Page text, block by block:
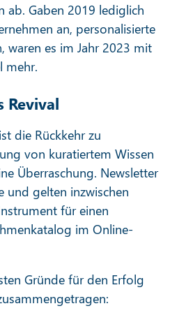
ab. Gaben 2019 lediglich
an, personalisierte
waren es im Jahr 2023 mit
mehr.
Revival
die Rückkehr zu
von kuratiertem Wissen
Überraschung. Newsletter
und gelten inzwischen
für einen
im Online-
Gründe für den Erfolg